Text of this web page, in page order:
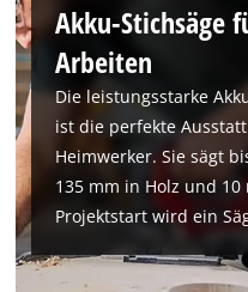
Akku-Stichsäge
Arbeiten
Die leistungsstarke
ist die perfekte
Heimwerker. Sie sägt
135 mm in Holz und
Projektstart wird ein